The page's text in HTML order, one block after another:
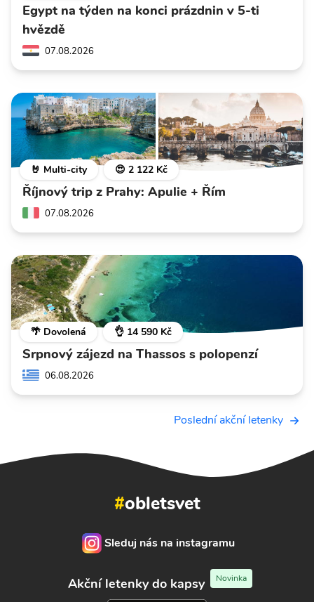
Egypt na týden na konci prázdnin v 5-ti
hvězdě
07.08.2026
🤘 Multi-city 😍 2 122 Kč
Říjnový trip z Prahy: Apulie + Řím
07.08.2026
🌴 Dovolená 👌 14 590 Kč
Srpnový zájezd na Thassos s polopenzí
06.08.2026
Poslední akční letenky
#obletsvet
Sleduj nás na instagramu
Akční letenky do kapsy Novinka